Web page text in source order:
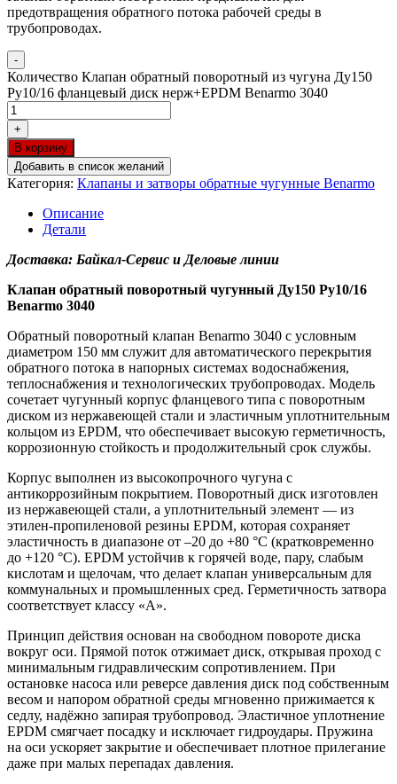
предотвращения обратного потока рабочей среды в
трубопроводах.
-
Количество Клапан обратный поворотный из чугуна Ду150
Ру10/16 фланцевый диск нерж+EPDM Benarmo 3040
+
В корзину
Добавить в список желаний
Категория: Клапаны и затворы обратные чугунные Benarmo
Описание
Детали
Доставка: Байкал-Сервис и Деловые линии
Клапан обратный поворотный чугунный Ду150 Ру10/16
Benarmo 3040
Обратный поворотный клапан Benarmo 3040 с условным
диаметром 150 мм служит для автоматического перекрытия
обратного потока в напорных системах водоснабжения,
теплоснабжения и технологических трубопроводах. Модель
сочетает чугунный корпус фланцевого типа с поворотным
диском из нержавеющей стали и эластичным уплотнительным
кольцом из EPDM, что обеспечивает высокую герметичность,
коррозионную стойкость и продолжительный срок службы.
Корпус выполнен из высокопрочного чугуна с
антикоррозийным покрытием. Поворотный диск изготовлен
из нержавеющей стали, а уплотнительный элемент — из
этилен-пропиленовой резины EPDM, которая сохраняет
эластичность в диапазоне от –20 до +80 °C (кратковременно
до +120 °C). EPDM устойчив к горячей воде, пару, слабым
кислотам и щелочам, что делает клапан универсальным для
коммунальных и промышленных сред. Герметичность затвора
соответствует классу «А».
Принцип действия основан на свободном повороте диска
вокруг оси. Прямой поток отжимает диск, открывая проход с
минимальным гидравлическим сопротивлением. При
остановке насоса или реверсе давления диск под собственным
весом и напором обратной среды мгновенно прижимается к
седлу, надёжно запирая трубопровод. Эластичное уплотнение
EPDM смягчает посадку и исключает гидроудары. Пружина
на оси ускоряет закрытие и обеспечивает плотное прилегание
даже при малых перепадах давления.